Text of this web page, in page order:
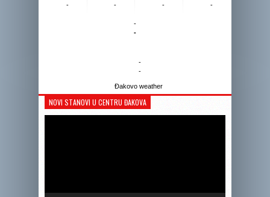
-
-
-
-
-
-
-
-
Đakovo weather
NOVI STANOVI U CENTRU ĐAKOVA